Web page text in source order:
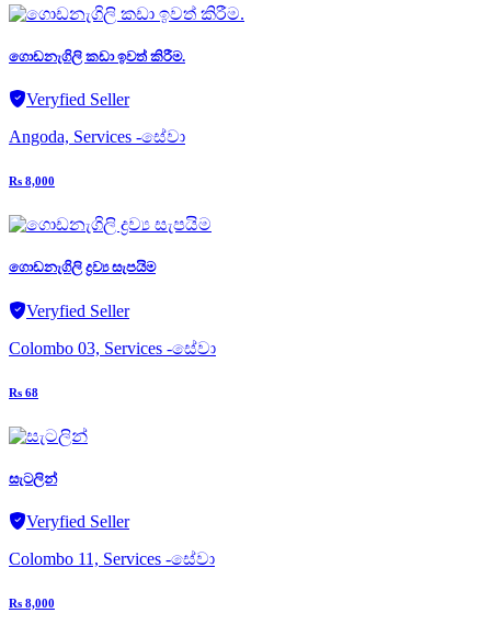
ගොඩනැගිලි කඩා ඉවත් කිරීම.
Veryfied Seller
Angoda, Services -සේවා
Rs 8,000
ගොඩනැගිලි ද්‍රව්‍ය සැපයිම
Veryfied Seller
Colombo 03, Services -සේවා
Rs 68
සැටලින්
Veryfied Seller
Colombo 11, Services -සේවා
Rs 8,000